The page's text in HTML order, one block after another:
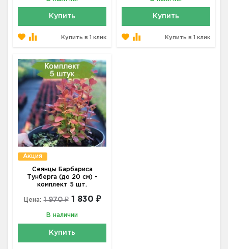
Купить
Купить в 1 клик
Купить
Купить в 1 клик
Акция
Сеянцы Барбариса
Тунберга (до 20 см) -
комплект 5 шт.
Цена: 1 970 ₽ 1 830 ₽
В наличии
Купить